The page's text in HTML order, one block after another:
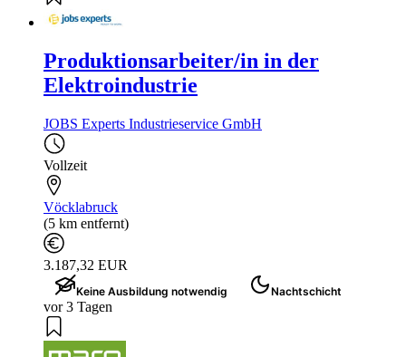
Produktionsarbeiter/in in der
Elektroindustrie
JOBS Experts Industrieservice GmbH
Vollzeit
Vöcklabruck
(5 km entfernt)
3.187,32 EUR
Keine Ausbildung notwendig Nachtschicht
vor 3 Tagen